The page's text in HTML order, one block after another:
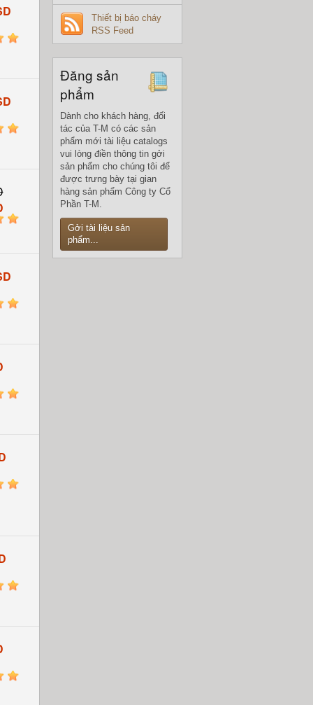
5
5
5
5
5
5
5
5
Thiết bị báo cháy
RSS Feed
Đăng sản
phẩm
Dành cho khách hàng, đối
tác của T-M có các sản
phẩm mới tài liệu catalogs
vui lòng điền thông tin gởi
sản phẩm cho chúng tôi để
được trưng bày tại gian
hàng sản phẩm Công ty Cổ
Phần T-M.
Gởi tài liệu sản
phẩm...